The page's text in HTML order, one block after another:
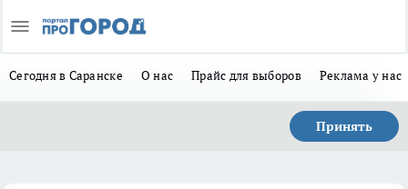
Сегодня в Саранске О нас Прайс для выборов Реклама у нас
Принять